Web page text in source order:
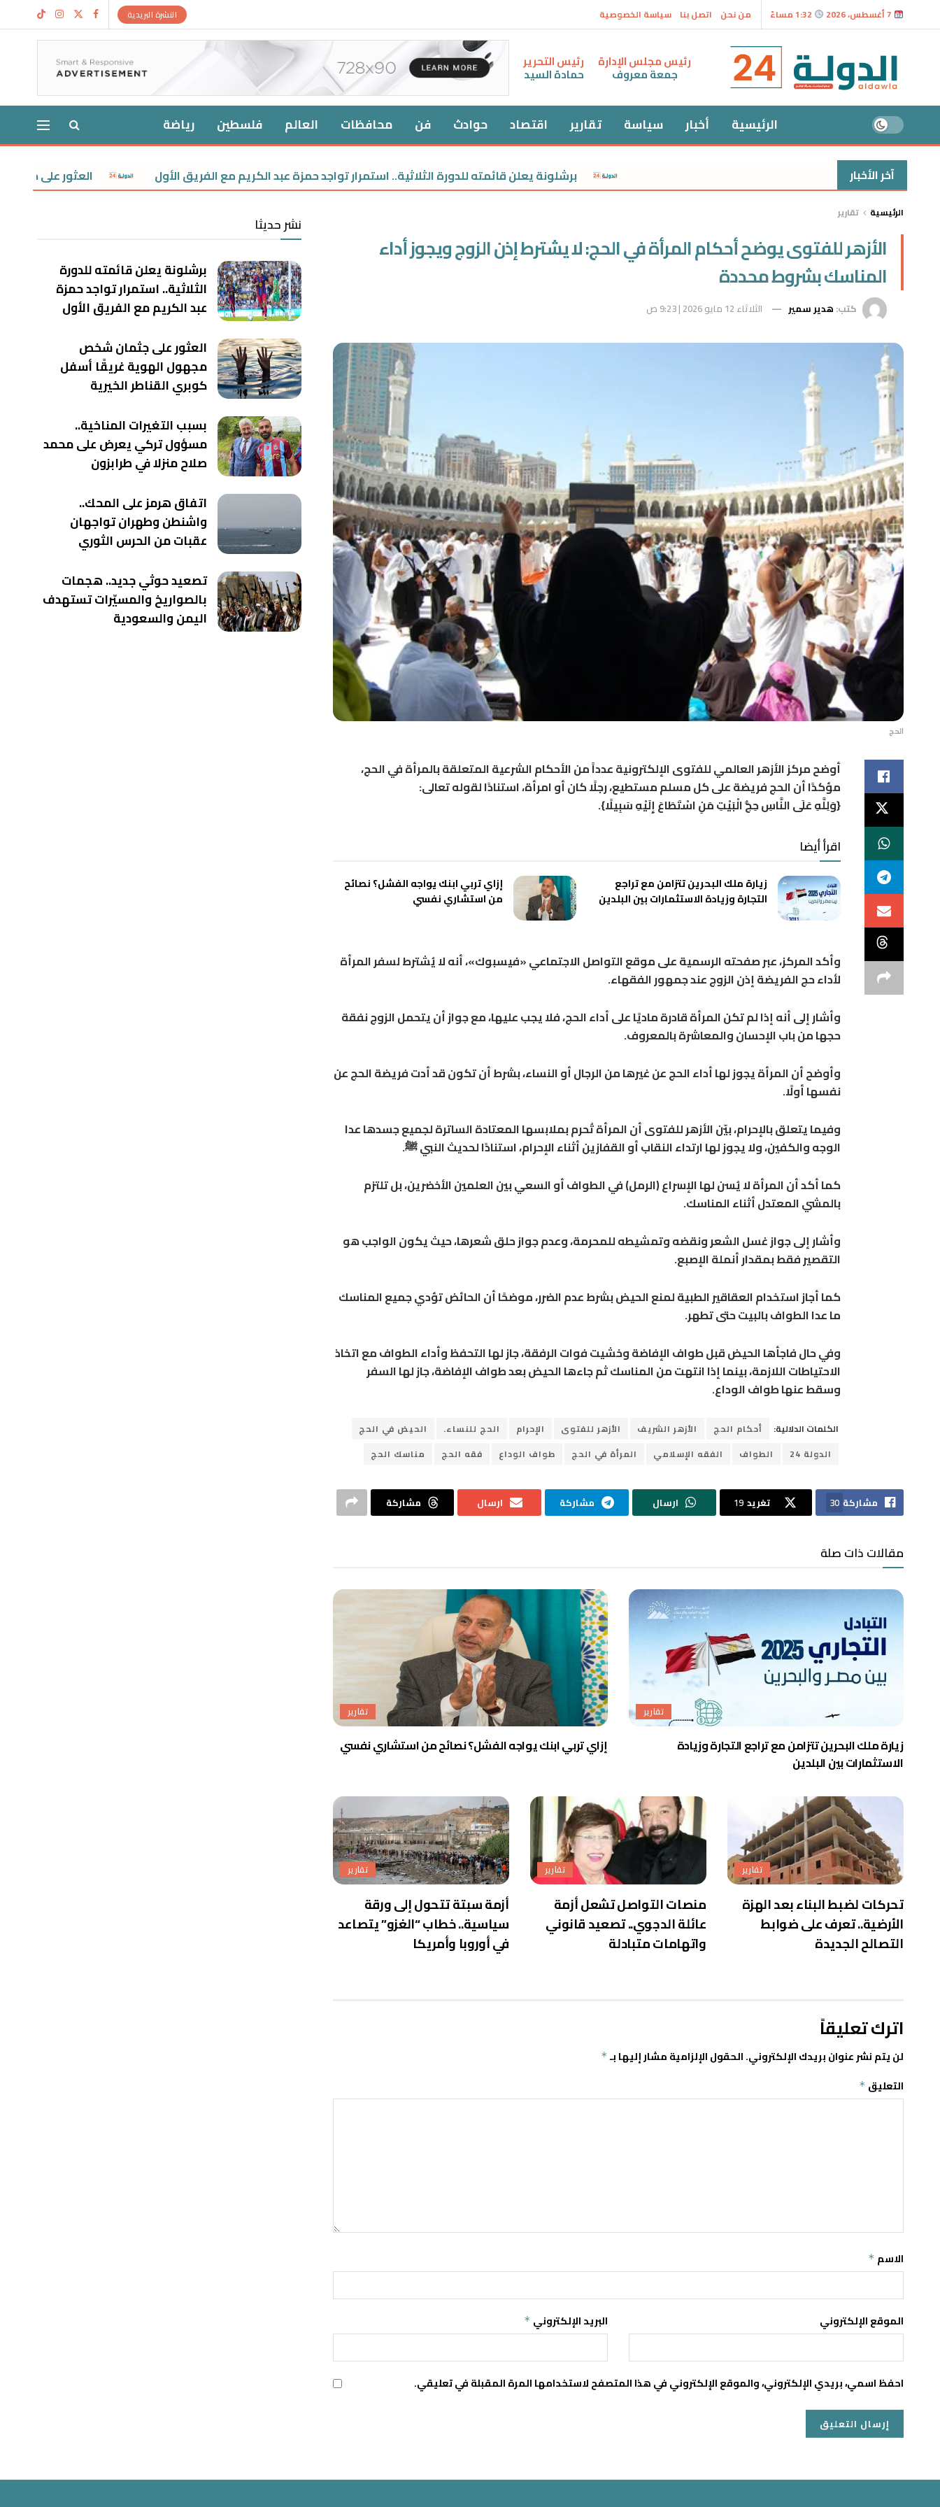
من نحن اتصل بنا سياسة الخصوصية النشرة البريدية
رئيس مجلس الإدارة
جمعة معروف
رئيس التحرير
حمادة السيد
الرئيسية أخبار سياسة تقارير اقتصاد حوادث فن محافظات العالم فلسطين رياضة
آخر الأخبار برشلونة يعلن قائمته للدورة الثلاثية.. استمرار تواجد حمزة عبد الكريم مع الفريق الأول العثور على جثمان شخص
الرئيسية تقارير
الأزهر للفتوى يوضح أحكام المرأة في الحج: لا يشترط إذن الزوج ويجوز أداء
المناسك بشروط محددة
كتب: هدير سمير الثلاثاء 12 مايو 2026 | 9:23 ص
الحج
أوضح مركز الأزهر العالمي للفتوى الإلكترونية عدداً من الأحكام الشرعية المتعلقة بالمرأة في الحج،
مؤكدًا أن الحج فريضة على كل مسلم مستطيع، رجلًا كان أو امرأة، استنادًا لقوله تعالى:
{وَلِلَّهِ عَلَى النَّاسِ حِجُّ الْبَيْتِ مَنِ اسْتَطَاعَ إِلَيْهِ سَبِيلًا}.
اقرأ أيضا
زيارة ملك البحرين تتزامن مع تراجع
التجارة وزيادة الاستثمارات بين البلدين
إزاي تربي ابنك يواجه الفشل؟ نصائح
من استشاري نفسي
وأكد المركز، عبر صفحته الرسمية على موقع التواصل الاجتماعي «فيسبوك»، أنه لا يُشترط لسفر المرأة
لأداء حج الفريضة إذن الزوج عند جمهور الفقهاء.
وأشار إلى أنه إذا لم تكن المرأة قادرة ماديًا على أداء الحج، فلا يجب عليها، مع جواز أن يتحمل الزوج نفقة
حجها من باب الإحسان والمعاشرة بالمعروف.
وأوضح أن المرأة يجوز لها أداء الحج عن غيرها من الرجال أو النساء، بشرط أن تكون قد أدت فريضة الحج عن
نفسها أولًا.
وفيما يتعلق بالإحرام، بيّن الأزهر للفتوى أن المرأة تُحرم بملابسها المعتادة الساترة لجميع جسدها عدا
الوجه والكفين، ولا يجوز لها ارتداء النقاب أو القفازين أثناء الإحرام، استنادًا لحديث النبي ﷺ.
كما أكد أن المرأة لا يُسن لها الإسراع (الرمل) في الطواف أو السعي بين العلمين الأخضرين، بل تلتزم
بالمشي المعتدل أثناء المناسك.
وأشار إلى جواز غسل الشعر ونقضه وتمشيطه للمحرمة، وعدم جواز حلق شعرها، حيث يكون الواجب هو
التقصير فقط بمقدار أنملة الإصبع.
كما أجاز استخدام العقاقير الطبية لمنع الحيض بشرط عدم الضرر، موضحًا أن الحائض تؤدي جميع المناسك
ما عدا الطواف بالبيت حتى تطهر.
وفي حال فاجأها الحيض قبل طواف الإفاضة وخشيت فوات الرفقة، جاز لها التحفظ وأداء الطواف مع اتخاذ
الاحتياطات اللازمة، بينما إذا انتهت من المناسك ثم جاءها الحيض بعد طواف الإفاضة، جاز لها السفر
وسقط عنها طواف الوداع.
الكلمات الدلالية: أحكام الحج الأزهر الشريف الأزهر للفتوى الإحرام الحج للنساء.
الحيض في الحج
الدولة 24
الطواف الفقه الإسلامي المرأة في الحج طواف الوداع فقه الحج مناسك الحج
مشاركة 30 تغريد 19 ارسال مشاركة ارسال مشاركة
مقالات ذات صلة
تقارير
زيارة ملك البحرين تتزامن مع تراجع التجارة وزيادة
الاستثمارات بين البلدين
تقارير
إزاي تربي ابنك يواجه الفشل؟ نصائح من استشاري نفسي
تقارير
تحركات لضبط البناء بعد الهزة
الأرضية.. تعرف على ضوابط
التصالح الجديدة
تقارير
منصات التواصل تشعل أزمة
عائلة الدجوي.. تصعيد قانوني
واتهامات متبادلة
تقارير
أزمة سبتة تتحول إلى ورقة
سياسية.. خطاب “الغزو” يتصاعد
في أوروبا وأمريكا
اترك تعليقاً
لن يتم نشر عنوان بريدك الإلكتروني.الحقول الإلزامية مشار إليها بـ *
التعليق *
الاسم *
البريد الإلكتروني * الموقع الإلكتروني
احفظ اسمي، بريدي الإلكتروني، والموقع الإلكتروني في هذا المتصفح لاستخدامها المرة المقبلة في تعليقي.
نشر حديثا
برشلونة يعلن قائمته للدورة
الثلاثية.. استمرار تواجد حمزة
عبد الكريم مع الفريق الأول
العثور على جثمان شخص
مجهول الهوية غريقًا أسفل
كوبري القناطر الخيرية
بسبب التغيرات المناخية..
مسؤول تركي يعرض على محمد
صلاح منزلا في طرابزون
اتفاق هرمز على المحك..
واشنطن وطهران تواجهان
عقبات من الحرس الثوري
تصعيد حوثي جديد.. هجمات
بالصواريخ والمسيّرات تستهدف
اليمن والسعودية